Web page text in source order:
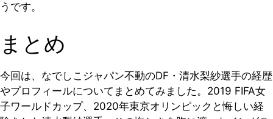
うです。
まとめ
今回は、なでしこジャパン不動のDF・清水梨紗選手の経歴
やプロフィールについてまとめてみました。2019 FIFA女
子ワールドカップ、2020年東京オリンピックと悔しい経